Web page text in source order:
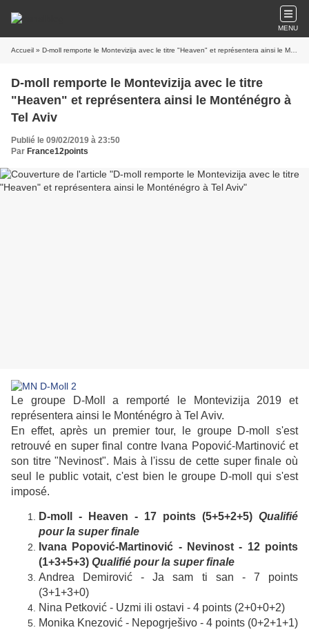
MENU
Accueil » D-moll remporte le Montevizija avec le titre "Heaven" et représentera ainsi le Monténégro à Tel Aviv
D-moll remporte le Montevizija avec le titre
"Heaven" et représentera ainsi le Monténégro à
Tel Aviv
Publié le 09/02/2019 à 23:50
Par France12points
Le groupe D-Moll a remporté le Montevizija 2019 et
représentera ainsi le Monténégro à Tel Aviv.
En effet, après un premier tour, le groupe D-moll s'est
retrouvé en super final contre Ivana Popović-Martinović et
son titre "Nevinost". Mais à l'issu de cette super finale où
seul le public votait, c'est bien le groupe D-moll qui s'est
imposé.
D-moll - Heaven - 17 points (5+5+2+5) Qualifié
pour la super finale
Ivana Popović-Martinović - Nevinost - 12 points
(1+3+5+3) Qualifié pour la super finale
Andrea Demirović - Ja sam ti san - 7 points
(3+1+3+0)
Nina Petković - Uzmi ili ostavi - 4 points (2+0+0+2)
Monika Knezović - Nepogrješivo - 4 points (0+2+1+1)